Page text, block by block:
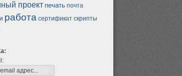
проект печать почта
работа сертификат скрипты